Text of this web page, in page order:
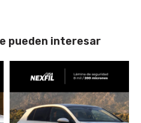
pueden interesar